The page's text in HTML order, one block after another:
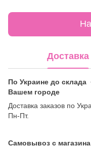
Доставка
По Украине до
Вашем городе
Доставка заказов по
Пн-Пт.
Самовывоз с